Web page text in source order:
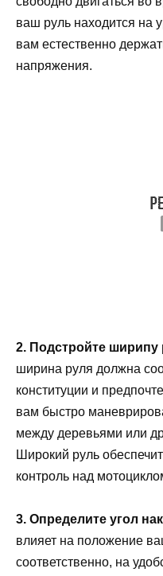
ваш руль находится на
вам естественно
напряжения.
2. Подстройте ширипу
ширина руля должна
конституции и
вам быстро
между деревьями или
Широкий руль
контроль над
3. Определите угол
влияет на положение
соответственно, на